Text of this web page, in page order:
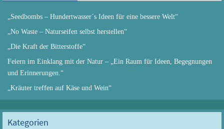
„Seedbombs – Hundertwasser´s Ideen für eine bessere Welt“
„No Waste – Naturseifen selbst herstellen“
„Die Kraft der Bitterstoffe“
Feiern im Einklang mit der Natur – „Ein Raum für Ideen, Begegnungen
und Erinnerungen.“
„Kräuter treffen auf Käse und Wein“
Kategorien